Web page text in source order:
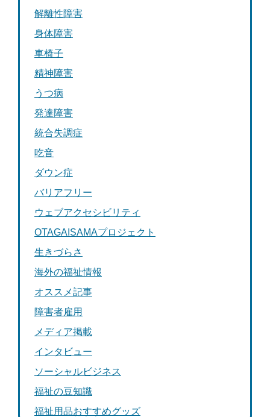
解離性障害
身体障害
車椅子
精神障害
うつ病
発達障害
統合失調症
吃音
ダウン症
バリアフリー
ウェブアクセシビリティ
OTAGAISAMAプロジェクト
生きづらさ
海外の福祉情報
オススメ記事
障害者雇用
メディア掲載
インタビュー
ソーシャルビジネス
福祉の豆知識
福祉用品おすすめグッズ